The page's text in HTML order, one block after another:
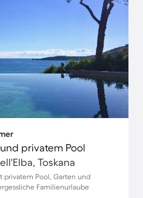
privatem Pool
Toskana
privatem Pool, Garten und
Familienurlaube